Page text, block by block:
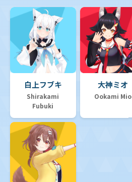
白上フブキ
Shirakami
Fubuki
大神ミオ
Ookami Mio